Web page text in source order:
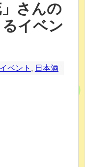
さんの
イベン
イベント , 日本酒